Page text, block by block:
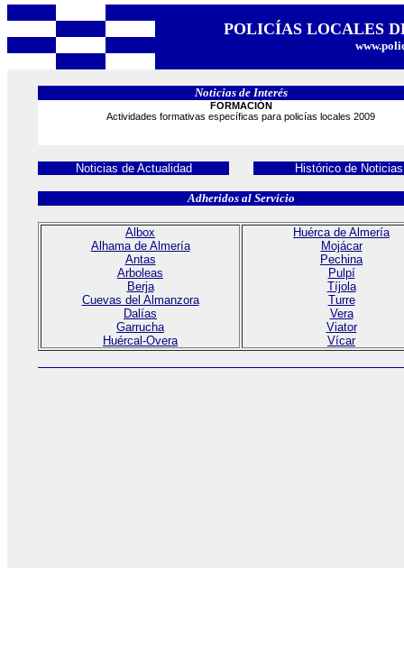
POLICÍAS LOCALES
Noticias de Interés
FORMACIÓN
Actividades formativas específicas para policías locales 2009
Noticias de Actualidad Histórico de Noticias
Adheridos al Servicio
Albox
Alhama de Almería
Antas
Arboleas
Berja
Cuevas del Almanzora
Dalías
Garrucha
Huércal-Overa
Huérca de Almería
Mojácar
Pechina
Pulpí
Tíjola
Turre
Vera
Viator
Vícar